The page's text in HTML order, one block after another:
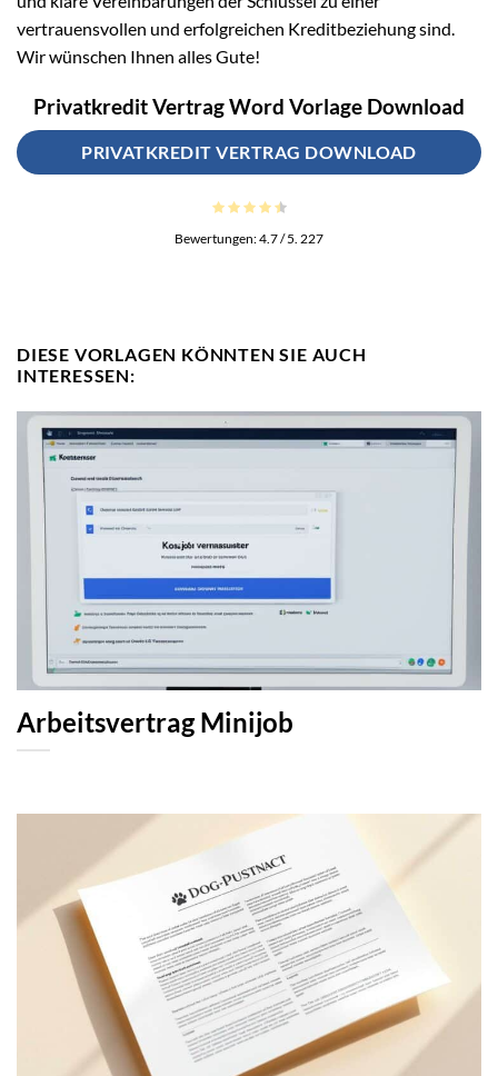
vertrauensvollen und erfolgreichen Kreditbeziehung sind.
Wir wünschen Ihnen alles Gute!
Privatkredit Vertrag Word Vorlage Download
PRIVATKREDIT VERTRAG DOWNLOAD
Bewertungen:4.7/ 5. 227
DIESE VORLAGEN KÖNNTEN SIE AUCH
INTERESSEN:
Arbeitsvertrag Minijob